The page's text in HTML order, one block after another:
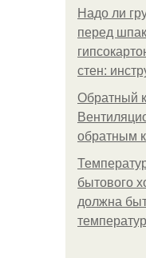
Надо ли
перед
стен:
Обратный
обратным
бытового
должна